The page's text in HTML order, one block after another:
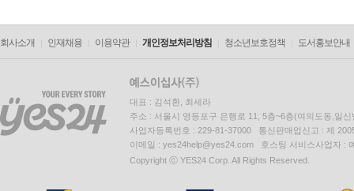
회사소개 인재채용 이용약관 개인정보처리방침 청소년보호정책 도서홍보안내
대표 : 김석환, 최세라
주소 : 서울시 영등포구 은행로 11, 5층~6층(여의도동,일신
사업자등록번호 : 229-81-37000 통신판매업신고 : 제
이메일 : yes24help@yes24.com 호스팅 서비스사업자 :
Copyright ⓒ YES24 Corp. All Rights Reserved.